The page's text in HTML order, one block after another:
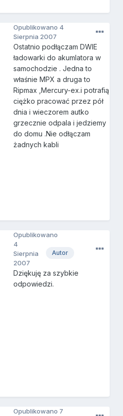
Opublikowano 4
Sierpnia 2007
Ostatnio podłączam DWIE
ładowarki do akumlatora w
samochodzie . Jedna to
właśnie MPX a druga to
Ripmax ,Mercury-ex.i potrafią
ciężko pracować przez pół
dnia i wieczorem autko
grzecznie odpala i jedziemy
do domu .Nie odłączam
żadnych kabli
Autor
Opublikowano
4
Sierpnia
2007
Dziękuję za szybkie
odpowiedzi.
Opublikowano 7